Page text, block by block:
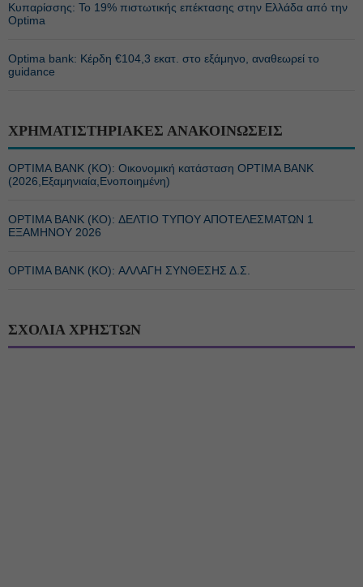
Κυπαρίσσης: Το 19% πιστωτικής επέκτασης στην Ελλάδα από την
Optima
Optima bank: Κέρδη €104,3 εκατ. στο εξάμηνο, αναθεωρεί το
guidance
ΧΡΗΜΑΤΙΣΤΗΡΙΑΚΕΣ ΑΝΑΚΟΙΝΩΣΕΙΣ
OPTIMA BANK (ΚΟ): Οικονομική κατάσταση OPTIMA BANK
(2026,Εξαμηνιαία,Ενοποιημένη)
OPTIMA BANK (ΚΟ): ΔΕΛΤΙΟ ΤΥΠΟΥ ΑΠΟΤΕΛΕΣΜΑΤΩΝ 1
ΕΞΑΜΗΝΟΥ 2026
OPTIMA BANK (ΚΟ): ΑΛΛΑΓΗ ΣΥΝΘΕΣΗΣ Δ.Σ.
ΣΧΟΛΙΑ ΧΡΗΣΤΩΝ